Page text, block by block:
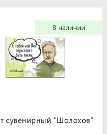
В наличии
сувенирный "Шолохов"